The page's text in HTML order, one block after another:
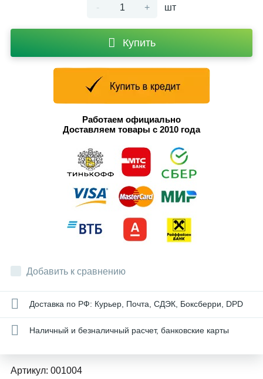
- + шт
Купить
Работаем официально
Доставляем товары с 2010 года
Добавить к сравнению
Доставка по РФ: Курьер, Почта, СДЭК, Боксберри, DPD
Наличный и безналичный расчет, банковские карты
Артикул: 001004